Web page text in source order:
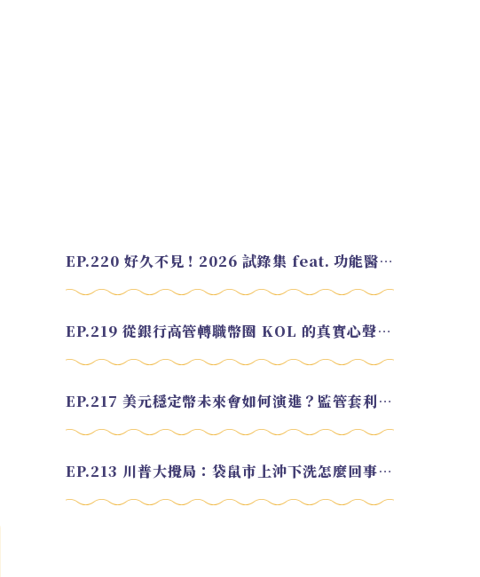
EP.220 好久不見！2026 試錄集 feat. 功能醫學營養師 美寶
EP.219 從銀行高管轉職幣圈 KOL 的真實心聲 feat.龜大
EP.217 美元穩定幣未來會如何演進？監管套利終將收斂？feat. 研究員 余哲安
EP.213 川普大攪局：袋鼠市上沖下洗怎麼回事？feat. Alvin